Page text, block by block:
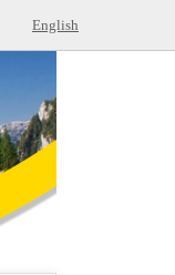
English